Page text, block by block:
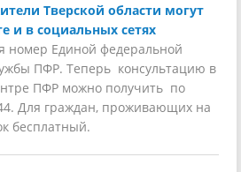
Тверской области могут
и в социальных сетях
номер Единой федеральной
ПФР. Теперь консультацию в
ПФР можно получить по
Для граждан, проживающих на
бесплатный.